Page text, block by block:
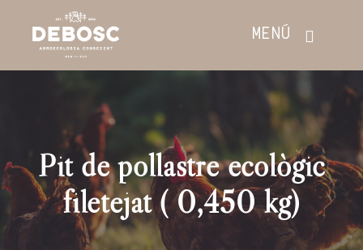
MENÚ
Nosaltres
Pit de pollastre ecològic
filetejat ( 0,450 kg)